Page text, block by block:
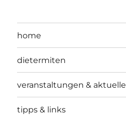
home
dietermiten
veranstaltungen &
tipps & links